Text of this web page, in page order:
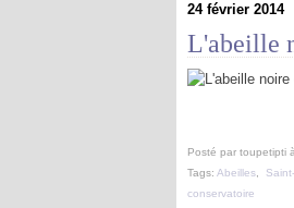
24 février 2014
L'abeille
Posté par toupetipti
Tags: Abeilles
conservatoire